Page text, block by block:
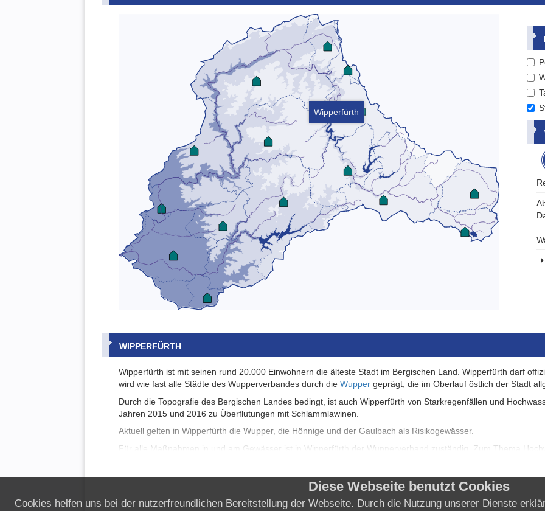
WIPPERFÜRTH
Wipperfürth ist mit seinen rund 20.000 Einwohnern die älteste Stadt im Bergischen Land. Wipperfürth darf
wird wie fast alle Städte des Wupperverbandes durch die Wuppergeprägt, die im Oberlauf östlich der Stadt
Durch die Topografie des Bergischen Landes bedingt, ist auch Wipperfürth von Starkregenfällen und
Jahren 2015 und 2016 zu Überflutungen mit Schlammlawinen.
Aktuell gelten in Wipperfürth die Wupper, die Hönnige und der Gaulbach als Risikogewässer.
Für alle Maßnahmen in und am Gewässer ist in Wipperfürth der Wupperverband zuständig. Zum Thema
Diese Webseite benutzt Cookies
Cookies helfen uns bei der nutzerfreundlichen Bereitstellung der Webseite. Durch die Nutzung unserer Dienste
Wipperfürth